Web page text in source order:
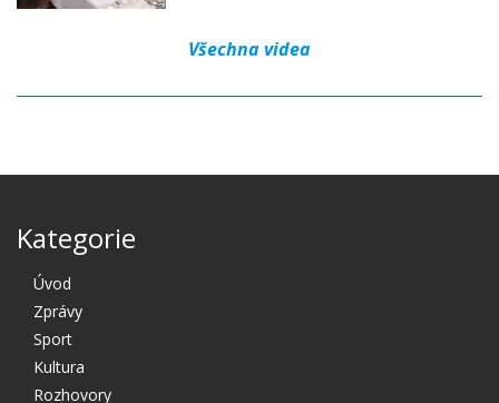
Všechna videa
Kategorie
Úvod
Zprávy
Sport
Kultura
Rozhovory